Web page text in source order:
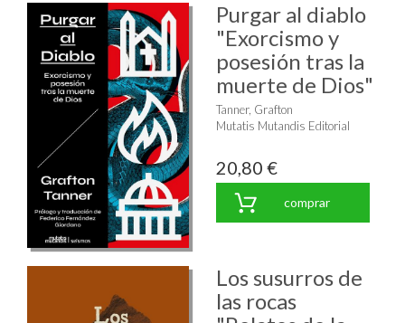
Purgar al diablo
"Exorcismo y
posesión tras la
muerte de Dios"
Tanner, Grafton
Mutatis Mutandis Editorial
20,80 €
comprar
Los susurros de
las rocas